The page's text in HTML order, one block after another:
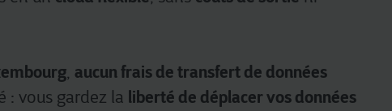
, aucun frais de transfert de données
: vous gardez la liberté de déplacer vos données